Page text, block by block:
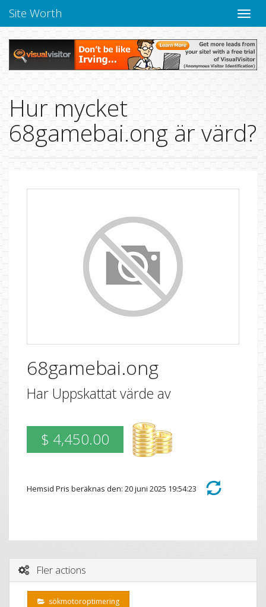
Toggle
Site Worth
Hur mycket
68gamebai.ong är värd?
68gamebai.ong
Har Uppskattat värde av
$ 4,450.00
Hemsid Pris beräknas den: 20 juni 2025 19:54:23
Fler actions
sökmotoroptimering